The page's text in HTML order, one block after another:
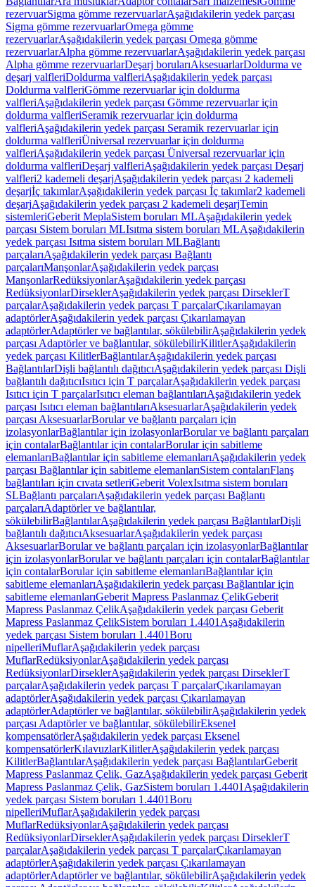
rezervuarSigma gömme rezervuarlarAşağıdakilerin yedek parçası
Sigma gömme rezervuarlarOmega gömme
rezervuarlarAşağıdakilerin yedek parçası Omega gömme
rezervuarlarAlpha gömme rezervuarlarAşağıdakilerin yedek parçası
Alpha gömme rezervuarlarDeşarj borularıAksesuarlarDoldurma ve
deşarj valfleriDoldurma valfleriAşağıdakilerin yedek parçası
Doldurma valfleriGömme rezervuarlar için doldurma
valfleriAşağıdakilerin yedek parçası Gömme rezervuarlar için
doldurma valfleriSeramik rezervuarlar için doldurma
valfleriAşağıdakilerin yedek parçası Seramik rezervuarlar için
doldurma valfleriÜniversal rezervuarlar için doldurma
valfleriAşağıdakilerin yedek parçası Üniversal rezervuarlar için
doldurma valfleriDeşarj valfleriAşağıdakilerin yedek parçası Deşarj
valfleri2 kademeli deşarjAşağıdakilerin yedek parçası 2 kademeli
deşarjİç takımlarAşağıdakilerin yedek parçası İç takımlar2 kademeli
deşarjAşağıdakilerin yedek parçası 2 kademeli deşarjTemin
sistemleriGeberit MeplaSistem boruları MLAşağıdakilerin yedek
parçası Sistem boruları MLIsıtma sistem boruları MLAşağıdakilerin
yedek parçası Isıtma sistem boruları MLBağlantı
parçalarıAşağıdakilerin yedek parçası Bağlantı
parçalarıManşonlarAşağıdakilerin yedek parçası
ManşonlarRedüksiyonlarAşağıdakilerin yedek parçası
RedüksiyonlarDirseklerAşağıdakilerin yedek parçası DirseklerT
parçalarAşağıdakilerin yedek parçası T parçalarÇıkarılamayan
adaptörlerAşağıdakilerin yedek parçası Çıkarılamayan
adaptörlerAdaptörler ve bağlantılar, sökülebilirAşağıdakilerin yedek
parçası Adaptörler ve bağlantılar, sökülebilirKilitlerAşağıdakilerin
yedek parçası KilitlerBağlantılarAşağıdakilerin yedek parçası
BağlantılarDişli bağlantılı dağıtıcıAşağıdakilerin yedek parçası Dişli
bağlantılı dağıtıcıIsıtıcı için T parçalarAşağıdakilerin yedek parçası
Isıtıcı için T parçalarIsıtıcı eleman bağlantılarıAşağıdakilerin yedek
parçası Isıtıcı eleman bağlantılarıAksesuarlarAşağıdakilerin yedek
parçası AksesuarlarBorular ve bağlantı parçaları için
izolasyonlarBağlantılar için izolasyonlarBorular ve bağlantı parçaları
için contalarBağlantılar için contalarBorular için sabitleme
elemanlarıBağlantılar için sabitleme elemanlarıAşağıdakilerin yedek
parçası Bağlantılar için sabitleme elemanlarıSistem contalarıFlanş
bağlantıları için cıvata setleriGeberit VolexIsıtma sistem boruları
SLBağlantı parçalarıAşağıdakilerin yedek parçası Bağlantı
parçalarıAdaptörler ve bağlantılar,
sökülebilirBağlantılarAşağıdakilerin yedek parçası BağlantılarDişli
bağlantılı dağıtıcıAksesuarlarAşağıdakilerin yedek parçası
AksesuarlarBorular ve bağlantı parçaları için izolasyonlarBağlantılar
için izolasyonlarBorular ve bağlantı parçaları için contalarBağlantılar
için contalarBorular için sabitleme elemanlarıBağlantılar için
sabitleme elemanlarıAşağıdakilerin yedek parçası Bağlantılar için
sabitleme elemanlarıGeberit Mapress Paslanmaz ÇelikGeberit
Mapress Paslanmaz ÇelikAşağıdakilerin yedek parçası Geberit
Mapress Paslanmaz ÇelikSistem boruları 1.4401 Aşağıdakilerin
yedek parçası Sistem boruları 1.4401Boru
nipelleriMuflarAşağıdakilerin yedek parçası
MuflarRedüksiyonlarAşağıdakilerin yedek parçası
RedüksiyonlarDirseklerAşağıdakilerin yedek parçası DirseklerT
parçalarAşağıdakilerin yedek parçası T parçalarÇıkarılamayan
adaptörlerAşağıdakilerin yedek parçası Çıkarılamayan
adaptörlerAdaptörler ve bağlantılar, sökülebilirAşağıdakilerin yedek
parçası Adaptörler ve bağlantılar, sökülebilirEksenel
kompensatörlerAşağıdakilerin yedek parçası Eksenel
kompensatörlerKılavuzlarKilitlerAşağıdakilerin yedek parçası
KilitlerBağlantılarAşağıdakilerin yedek parçası BağlantılarGeberit
Mapress Paslanmaz Çelik, GazAşağıdakilerin yedek parçası Geberit
Mapress Paslanmaz Çelik, GazSistem boruları 1.4401 Aşağıdakilerin
yedek parçası Sistem boruları 1.4401Boru
nipelleriMuflarAşağıdakilerin yedek parçası
MuflarRedüksiyonlarAşağıdakilerin yedek parçası
RedüksiyonlarDirseklerAşağıdakilerin yedek parçası DirseklerT
parçalarAşağıdakilerin yedek parçası T parçalarÇıkarılamayan
adaptörlerAşağıdakilerin yedek parçası Çıkarılamayan
adaptörlerAdaptörler ve bağlantılar, sökülebilirAşağıdakilerin yedek